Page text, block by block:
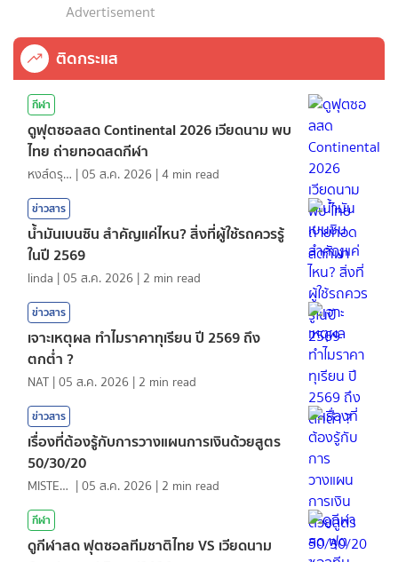
Advertisement
ติดกระแส
กีฬา
ดูฟุตซอลสด Continental 2026 เวียดนาม พบ
ไทย ถ่ายทอดสดกีฬา
หงส์ดรุณ |05 ส.ค. 2026 |4 min read
ข่าวสาร
น้ำมันเบนซิน สำคัญแค่ไหน? สิ่งที่ผู้ใช้รถควรรู้
ในปี 2569
linda |05 ส.ค. 2026 | 2 min read
ข่าวสาร
เจาะเหตุผล ทำไมราคาทุเรียน ปี 2569 ถึง
ตกต่ำ ?
NAT |05 ส.ค. 2026 | 2 min read
ข่าวสาร
เรื่องที่ต้องรู้กับการวางแผนการเงินด้วยสูตร
50/30/20
MISTER1997 |05 ส.ค. 2026 | 2 min read
กีฬา
ดูกีฬาสด ฟุตซอลทีมชาติไทย VS เวียดนาม